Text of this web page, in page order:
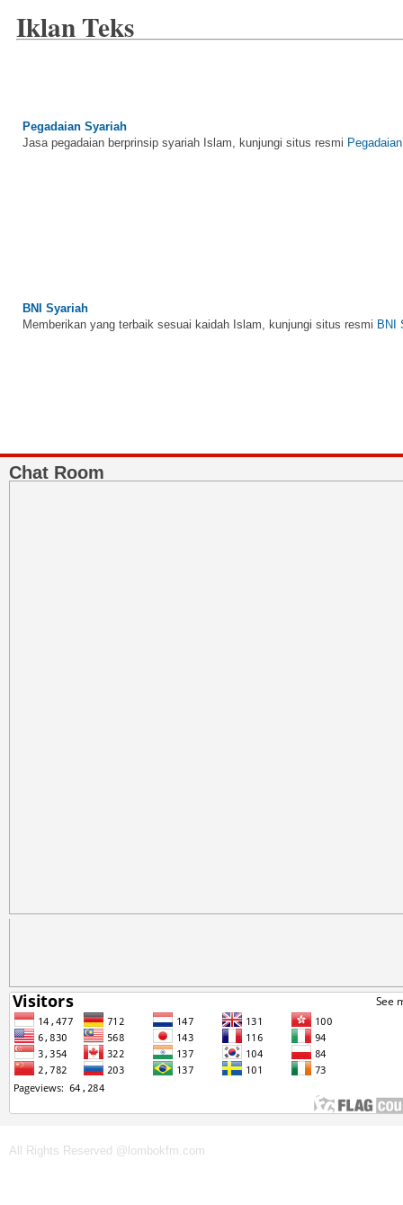
Iklan Teks
Jasa pegadaian berprinsip syariah Islam, kunjungi situs resmi
Memberikan yang terbaik sesuai kaidah Islam, kunjungi situs resmi
Chat Room
All Rights Reserved @lombokfm.com